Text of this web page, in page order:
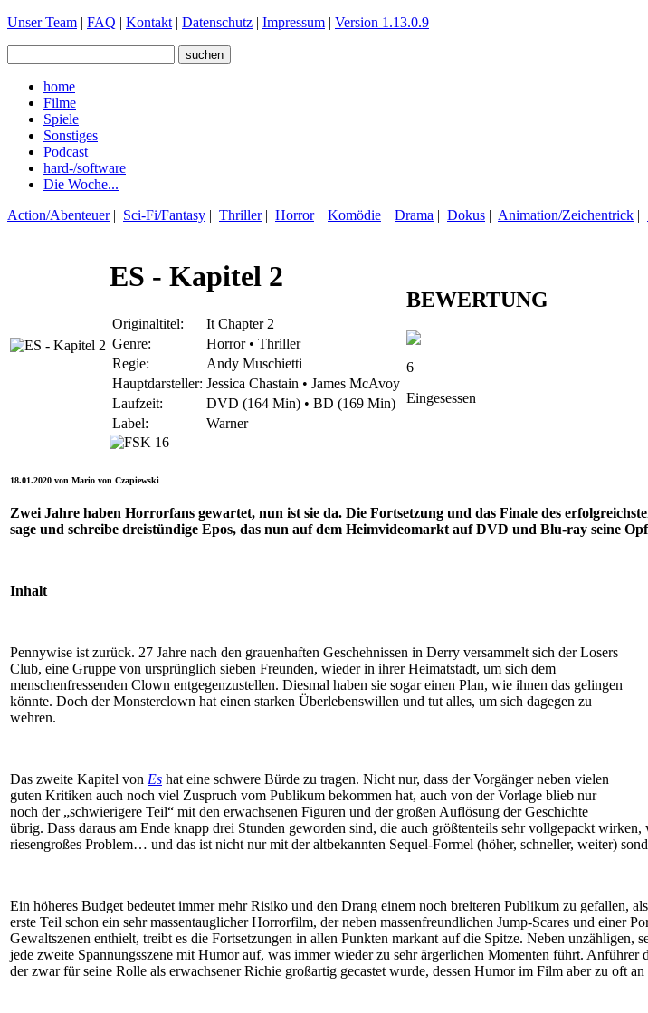
Unser Team | FAQ | Kontakt | Datenschutz | Impressum | Version 1.13.0.9
home
Filme
Spiele
Sonstiges
Podcast
hard-/software
Die Woche...
Action/Abenteuer| Sci-Fi/Fantasy | Thriller| Horror| Komödie | Drama | Dokus | Animation/Zeichentrick |
ES - Kapitel 2
Originaltitel:
It Chapter 2
Genre:
Horror • Thriller
Regie:
Andy Muschietti
Hauptdarsteller: Jessica Chastain • James McAvoy
Laufzeit:
DVD (164 Min) • BD (169 Min)
Label:
Warner
BEWERTUNG
6
Eingesessen
18.01.2020 von Mario von Czapiewski
Zwei Jahre haben Horrorfans gewartet, nun ist sie da. Die Fortsetzung und das Finale des
sage und schreibe dreistündige Epos, das nun auf dem Heimvideomarkt auf DVD und Blu-ray seine
Inhalt
Pennywise ist zurück. 27 Jahre nach den grauenhaften Geschehnissen in Derry versammelt sich der Losers
Club, eine Gruppe von ursprünglich sieben Freunden, wieder in ihrer Heimatstadt, um sich dem
menschenfressenden Clown entgegenzustellen. Diesmal haben sie sogar einen Plan, wie ihnen das gelingen
könnte. Doch der Monsterclown hat einen starken Überlebenswillen und tut alles, um sich dagegen zu
wehren.
Das zweite Kapitel von Es hat eine schwere Bürde zu tragen. Nicht nur, dass der Vorgänger neben vielen
guten Kritiken auch noch viel Zuspruch vom Publikum bekommen hat, auch von der Vorlage blieb nur
noch der „schwierigere Teil“ mit den erwachsenen Figuren und der großen Auflösung der Geschichte
übrig. Dass daraus am Ende knapp drei Stunden geworden sind, die auch größtenteils sehr vollgepackt
riesengroßes Problem… und das ist nicht nur mit der altbekannten Sequel-Formel (höher, schneller, weiter)
Ein höheres Budget bedeutet immer mehr Risiko und den Drang einem noch breiteren Publikum zu gefallen,
erste Teil schon ein sehr massentauglicher Horrorfilm, der neben massenfreundlichen Jump-Scares und einer
Gewaltszenen enthielt, treibt es die Fortsetzungen in allen Punkten markant auf die Spitze. Neben unzähligen,
jede zweite Spannungsszene mit Humor auf, was immer wieder zu sehr ärgerlichen Momenten führt. Anführer
der zwar für seine Rolle als erwachsener Richie großartig gecastet wurde, dessen Humor im Film aber zu oft